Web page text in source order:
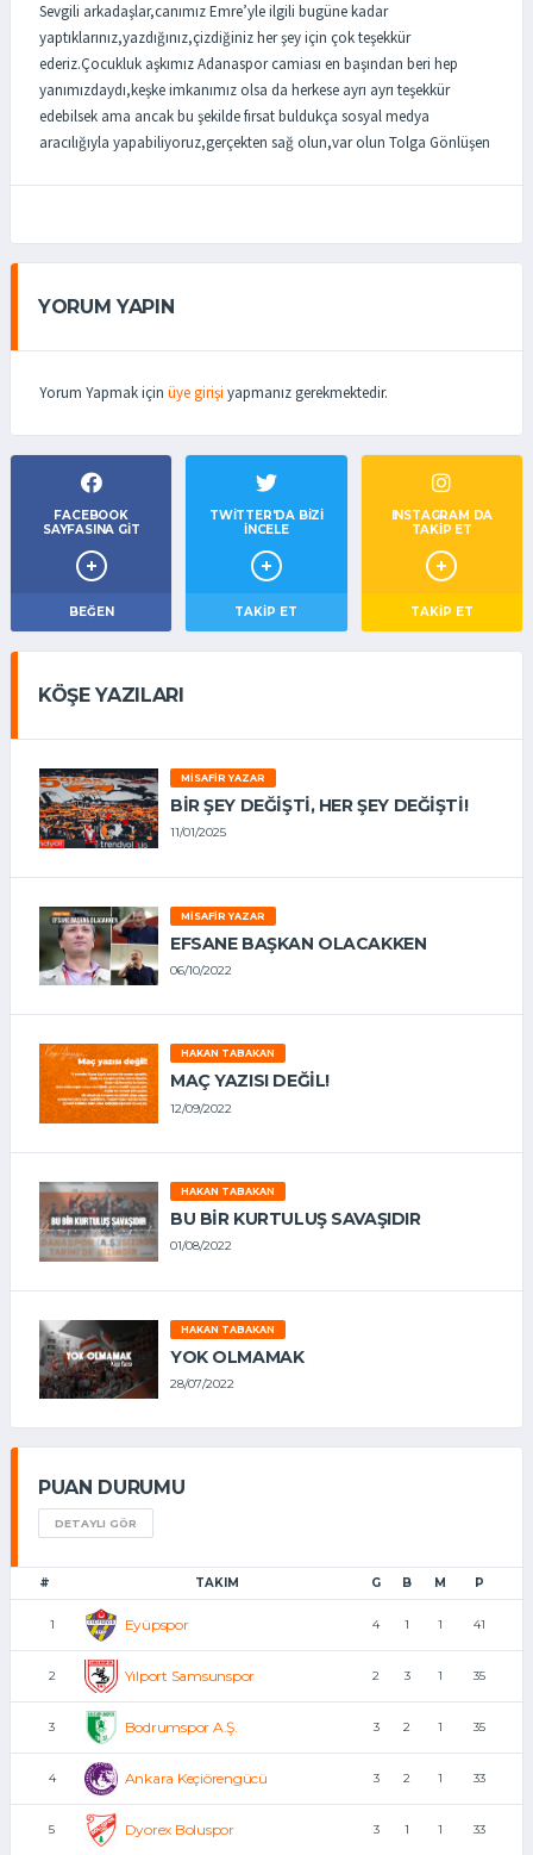
Sevgili arkadaşlar,canımız Emre’yle ilgili bugüne kadar
yaptıklarınız,yazdığınız,çizdiğiniz her şey için çok teşekkür
ederiz.Çocukluk aşkımız Adanaspor camiası en başından beri hep
yanımızdaydı,keşke imkanımız olsa da herkese ayrı ayrı teşekkür
edebilsek ama ancak bu şekilde fırsat buldukça sosyal medya
aracılığıyla yapabiliyoruz,gerçekten sağ olun,var olun Tolga Gönlüşen
YORUM YAPIN
Yorum Yapmak için üye girişi yapmanız gerekmektedir.
FACEBOOK
SAYFASINA GIT
BEĞEN
TWITTER'DA BIZI
İNCELE
TAKIP ET
INSTAGRAM DA
TAKİP ET
TAKİP ET
KÖŞE YAZILARI
MISAFIR YAZAR
BIR ŞEY DEĞIŞTI, HER ŞEY DEĞIŞTI!
11/01/2025
MISAFIR YAZAR
EFSANE BAŞKAN OLACAKKEN
06/10/2022
HAKAN TABAKAN
MAÇ YAZISI DEĞİL!
12/09/2022
HAKAN TABAKAN
BU BİR KURTULUŞ SAVAŞIDIR
01/08/2022
HAKAN TABAKAN
YOK OLMAMAK
28/07/2022
PUAN DURUMU
DETAYLI GÖR
# TAKIM G B M P
1 Eyüpspor 4 1 1 41
2 Yılport Samsunspor 2 3 1 35
3 Bodrumspor A.Ş. 3 2 1 35
4 Ankara Keçiörengücü 3 2 1 33
5 Dyorex Boluspor 3 1 1 33